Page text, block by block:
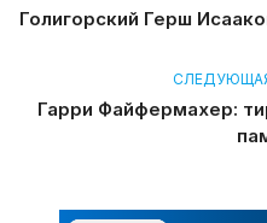
Голигорский Герш
Гарри Файфермахер: